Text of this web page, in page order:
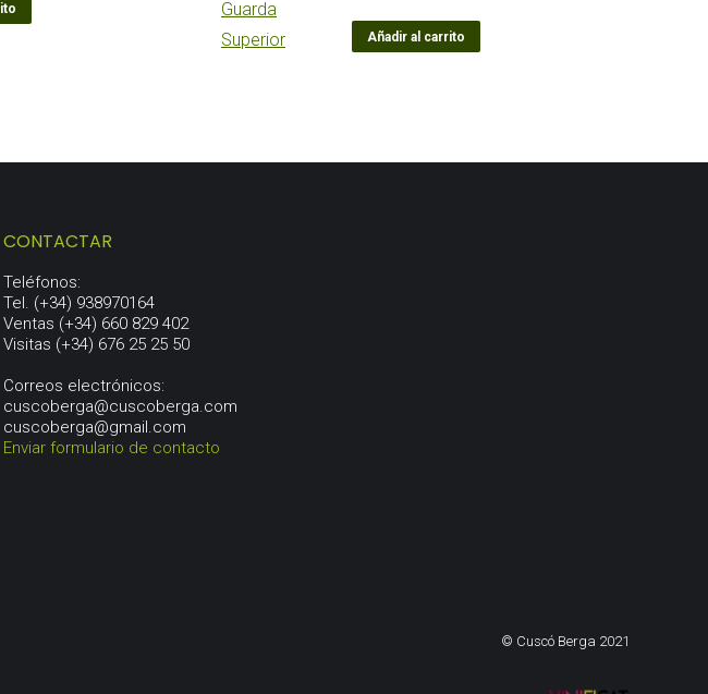
Añadir al carrito
CONTACTAR
Teléfonos:
Tel. (+34) 938970164
Ventas (+34) 660 829 402
Visitas (+34) 676 25 25 50
Correos electrónicos:
cuscoberga@cuscoberga.com
cuscoberga@gmail.com
Enviar formulario de contacto
© Cuscó Berga 2021